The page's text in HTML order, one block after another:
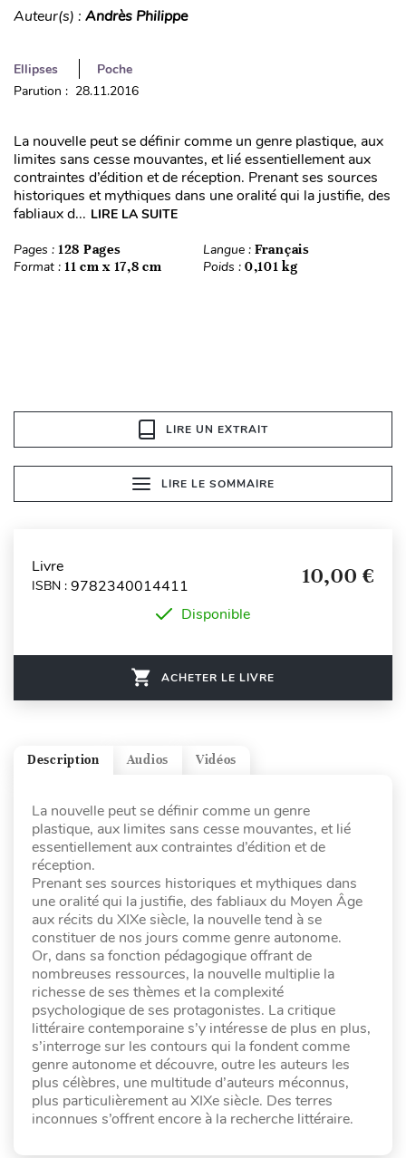
Auteur(s) : Andrès Philippe
Ellipses
Poche
Parution : 28.11.2016
La nouvelle peut se définir comme un genre plastique, aux
limites sans cesse mouvantes, et lié essentiellement aux
contraintes d’édition et de réception. Prenant ses sources
historiques et mythiques dans une oralité qui la justifie, des
fabliaux d... LIRE LA SUITE
Pages : 128 Pages Langue : Français
Format : 11 cm x 17,8 cm Poids : 0,101 kg
LIRE UN EXTRAIT
LIRE LE SOMMAIRE
Livre
ISBN : 9782340014411 10,00 €
Disponible
ACHETER LE LIVRE
Vidéos
Audios
Description
La nouvelle peut se définir comme un genre
plastique, aux limites sans cesse mouvantes, et lié
essentiellement aux contraintes d’édition et de
réception.
Prenant ses sources historiques et mythiques dans
une oralité qui la justifie, des fabliaux du Moyen Âge
aux récits du XIXe siècle, la nouvelle tend à se
constituer de nos jours comme genre autonome.
Or, dans sa fonction pédagogique offrant de
nombreuses ressources, la nouvelle multiplie la
richesse de ses thèmes et la complexité
psychologique de ses protagonistes. La critique
littéraire contemporaine s’y intéresse de plus en plus,
s’interroge sur les contours qui la fondent comme
genre autonome et découvre, outre les auteurs les
plus célèbres, une multitude d’auteurs méconnus,
plus particulièrement au XIXe siècle. Des terres
inconnues s’offrent encore à la recherche littéraire.